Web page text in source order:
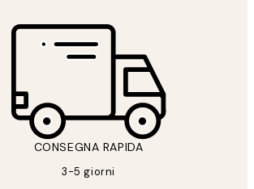
CONSEGNA RAPIDA
3-5 giorni